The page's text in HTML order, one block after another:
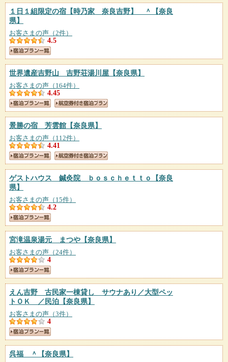
１日１組限定の宿【時乃家 奈良吉野】 ＾
【奈良
県】
お客さまの声（2件）
4.5
世界遺産吉野山 吉野荘湯川屋 【奈良県】
お客さまの声（164件）
4.45
景勝の宿 芳雲館 【奈良県】
お客さまの声（112件）
4.41
ゲストハウス 鍼灸院 ｂｏｓｃｈｅｔｔｏ
【奈良
県】
お客さまの声（15件）
4.2
宮滝温泉湯元 まつや 【奈良県】
お客さまの声（24件）
4
えん吉野 古民家一棟貸し サウナあり／大型ペッ
トＯＫ ／民泊 【奈良県】
お客さまの声（3件）
4
呉福 ＾ 【奈良県】